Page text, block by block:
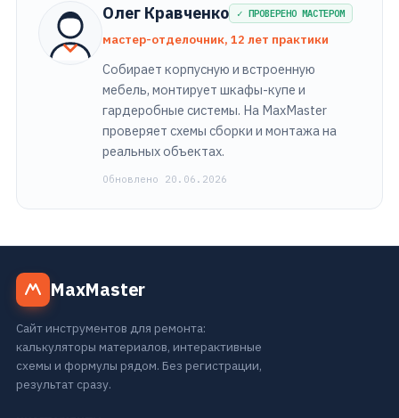
Олег Кравченко ✓ ПРОВЕРЕНО МАСТЕРОМ
мастер-отделочник, 12 лет практики
Собирает корпусную и встроенную
мебель, монтирует шкафы-купе и
гардеробные системы. На MaxMaster
проверяет схемы сборки и монтажа на
реальных объектах.
Обновлено 20.06.2026
MaxMaster
Сайт инструментов для ремонта:
калькуляторы материалов, интерактивные
схемы и формулы рядом. Без регистрации,
результат сразу.